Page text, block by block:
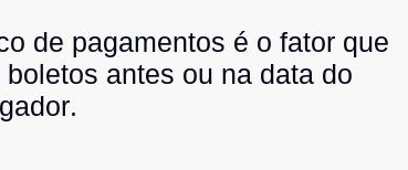
de pagamentos é o fator que
antes ou na data do